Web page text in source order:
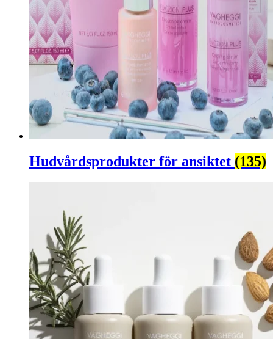
Hudvårdsprodukter för ansiktet (135)